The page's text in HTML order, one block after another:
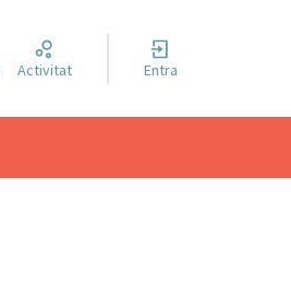
Activitat Entra